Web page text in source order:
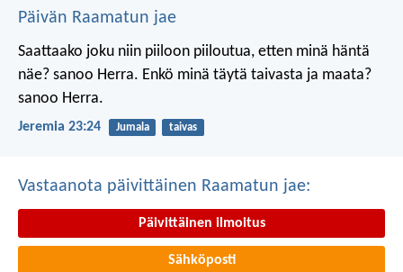
Päivän Raamatun jae
Saattaako joku niin piiloon piiloutua, etten minä häntä
näe? sanoo Herra. Enkö minä täytä taivasta ja maata?
sanoo Herra.
Jeremia 23:24 Jumala taivas
Vastaanota päivittäinen Raamatun jae:
Päivittäinen ilmoitus
Sähköposti